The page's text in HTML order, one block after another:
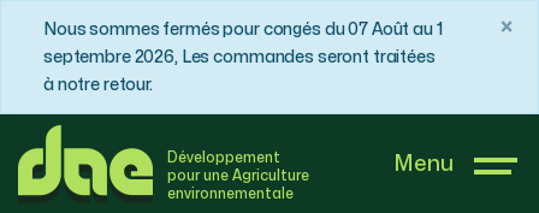
Nous sommes fermés pour congés du 07 Août au 1
septembre 2026, Les commandes seront traitées
à notre retour.
×
Développement
pour une Agriculture
environnementale
Menu
DAE France Boutique Maraîchage